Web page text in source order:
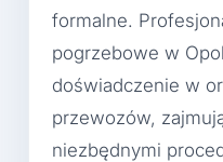
formalne.
pogrzebowe w
doświadczenie w
przewozów,
niezbędnymi